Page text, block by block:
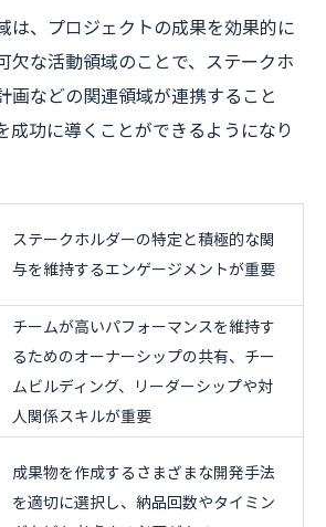
は、プロジェクトの成果を効果的に
欠な活動領域のことで、ステークホ
画などの関連領域が連携すること
成功に導くことができるようになり
ステークホルダーの特定と積極的な関
与を維持するエンゲージメントが重要
チームが高いパフォーマンスを維持す
るためのオーナーシップの共有、チー
ムビルディング、リーダーシップや対
人関係スキルが重要
成果物を作成するさまざまな開発手法
を適切に選択し、納品回数やタイミン